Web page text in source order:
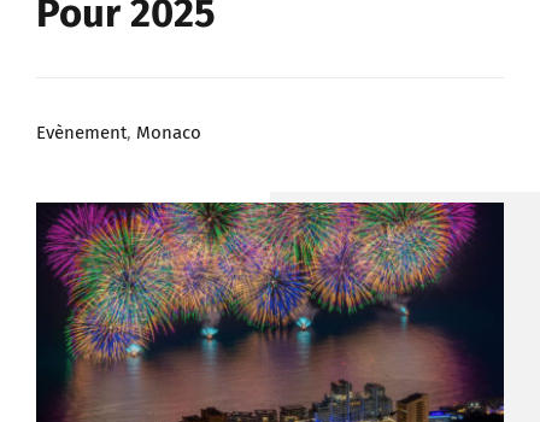
BLOG
CONTACT
Pour 2025
Evènement, Monaco